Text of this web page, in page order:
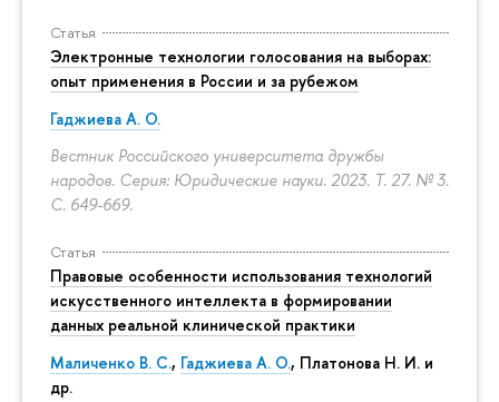
Статья
Электронные технологии голосования на выборах:
опыт применения в России и за рубежом
Гаджиева А. О.
Вестник Российского университета дружбы
народов. Серия: Юридические науки. 2023. Т. 27. № 3.
С. 649-669.
Статья
Правовые особенности использования технологий
искусственного интеллекта в формировании
данных реальной клинической практики
Маличенко В. С., Гаджиева А. О., Платонова Н. И. и
др.